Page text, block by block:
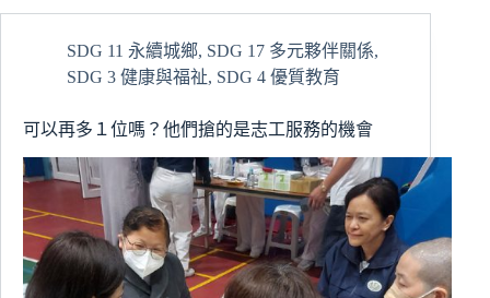
會
生
無
心
定
後
參
與
志
SDG 11 永續城鄉, SDG 17 多元夥伴關係,
SDG 3 健康與福祉, SDG 4 優質教育
可以再多１位嗎？他們搶的是志工服務的機會